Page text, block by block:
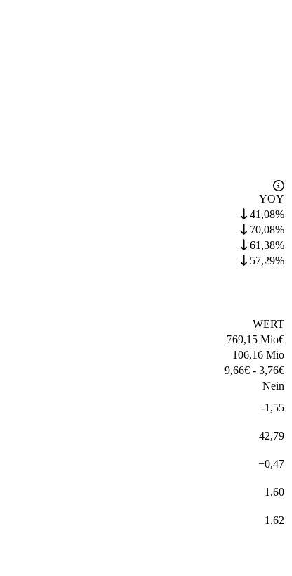
YOY
41,08%
70,08%
61,38%
57,29%
WERT
769,15 Mio€
106,16 Mio
9,66€ - 3,76€
Nein
-1,55
42,79
−0,47
1,60
1,62